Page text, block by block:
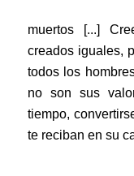
muertos [...]
creados iguales,
todos los
no son sus
tiempo,
te reciban en su